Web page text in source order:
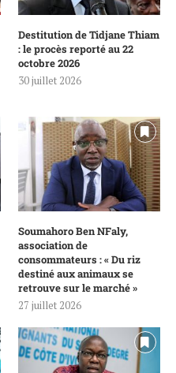
Destitution de Tidjane Thiam
: le procès reporté au 22
octobre 2026
30 juillet 2026
Soumahoro Ben NFaly,
association de
consommateurs : « Du riz
destiné aux animaux se
retrouve sur le marché »
27 juillet 2026